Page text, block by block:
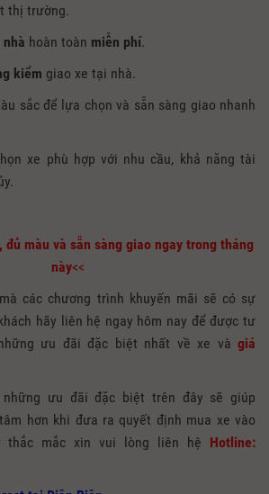
thị trường.
hoàn toàn miễn phí.
kiểm giao xe tại nhà.
sắc để lựa chọn và sẵn sàng giao nhanh
xe phù hợp với nhu cầu, khả năng tài
đủ màu và sẵn sàng giao ngay trong tháng
này<<
các chương trình khuyến mãi sẽ có sự
hãy liên hệ ngay hôm nay để được tư
ưu đãi đặc biệt nhất về xe và giá
ưu đãi đặc biệt trên đây sẽ giúp
hơn khi đưa ra quyết định mua xe vào
thắc mắc xin vui lòng liên hệ Hotline: